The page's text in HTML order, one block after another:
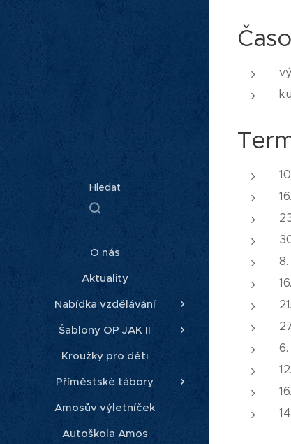
Hledat
O nás
Aktuality
Nabídka vzdělávání
Šablony OP JAK II
Kroužky pro děti
Příměstské tábory
Amosův výletníček
Autoškola Amos